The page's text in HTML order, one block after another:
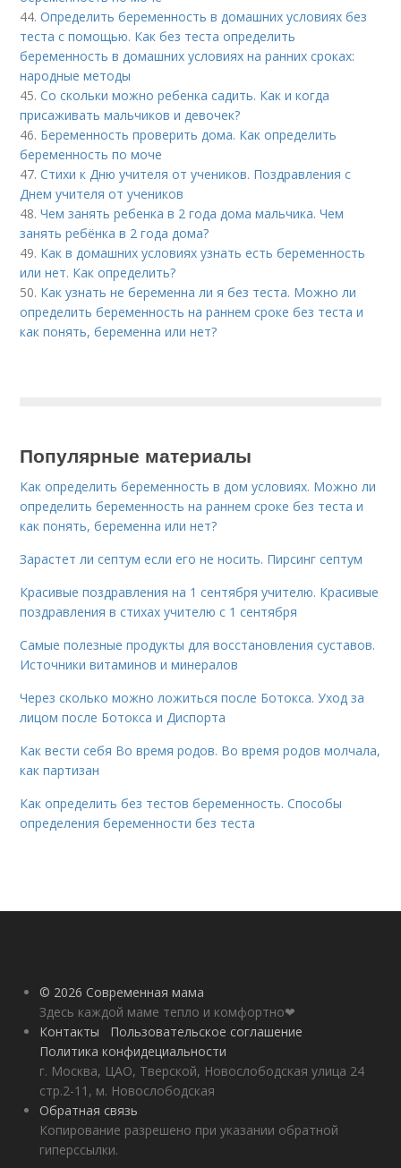
44.Определить беременность в домашних условиях без
теста с помощью. Как без теста определить
беременность в домашних условиях на ранних сроках:
народные методы
45.Со скольки можно ребенка садить. Как и когда
присаживать мальчиков и девочек?
46. Беременность проверить дома. Как определить
беременность по моче
47.Стихи к Дню учителя от учеников. Поздравления с
Днем учителя от учеников
48.Чем занять ребенка в 2 года дома мальчика. Чем
занять ребёнка в 2 года дома?
49. Как в домашних условиях узнать есть беременность
или нет. Как определить?
50. Как узнать не беременна ли я без теста. Можно ли
определить беременность на раннем сроке без теста и
как понять, беременна или нет?
Популярные материалы
Как определить беременность в дом условиях. Можно ли
определить беременность на раннем сроке без теста и
как понять, беременна или нет?
Зарастет ли септум если его не носить. Пирсинг септум
Красивые поздравления на 1 сентября учителю. Красивые
поздравления в стихах учителю с 1 сентября
Самые полезные продукты для восстановления суставов.
Источники витаминов и минералов
Через сколько можно ложиться после Ботокса. Уход за
лицом после Ботокса и Диспорта
Как вести себя Во время родов. Во время родов молчала,
как партизан
Как определить без тестов беременность. Способы
определения беременности без теста
© 2026 Современная мама
Здесь каждой маме тепло и комфортно❤
Контакты
Пользовательское соглашение
Политика конфидециальности
г. Москва, ЦАО, Тверской, Новослободская улица 24
стр.2-11, м. Новослободская
Обратная связь
Копирование разрешено при указании обратной
гиперссылки.